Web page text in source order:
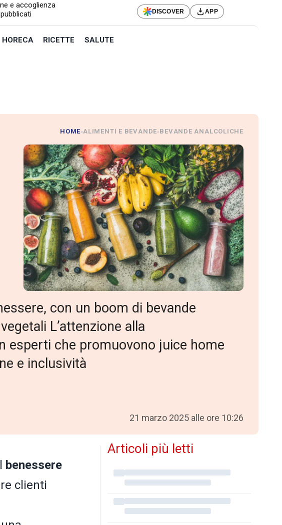
e accoglienza
DISCOVER APP
HORECA RICETTE SALUTE
HOME»ALIMENTI E BEVANDE»BEVANDE ANALCOLICHE
con un boom di bevande
L’attenzione alla
esperti che promuovono juice home
e inclusività
21 marzo 2025 alle ore 10:26
benessere
clienti
Articoli più letti